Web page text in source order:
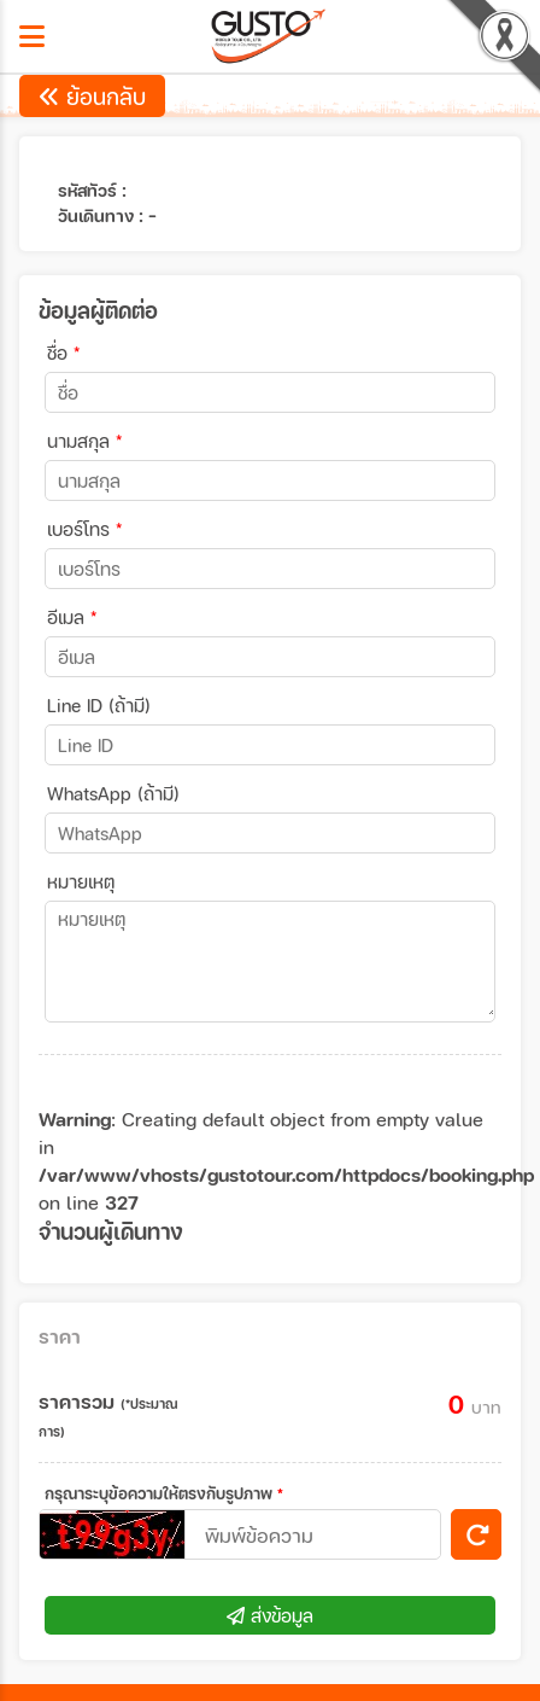
ย้อนกลับ
รหัสทัวร์ :
วันเดินทาง : -
ข้อมูลผู้ติดต่อ
ชื่อ *
นามสกุล *
เบอร์โทร *
อีเมล *
Line ID (ถ้ามี)
WhatsApp (ถ้ามี)
หมายเหตุ
Warning: Creating default object from empty value
in
/var/www/vhosts/gustotour.com/httpdocs/booking.php
on line 327
จำนวนผู้เดินทาง
ราคา
ราคารวม (*ประมาณ
การ)
0 บาท
กรุณาระบุข้อความให้ตรงกับรูปภาพ *
ส่งข้อมูล